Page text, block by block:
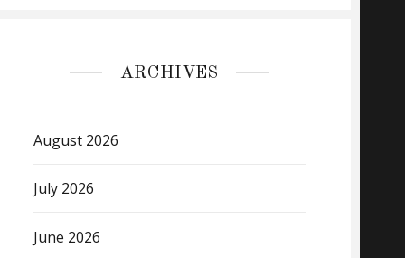
ARCHIVES
August 2026
July 2026
June 2026